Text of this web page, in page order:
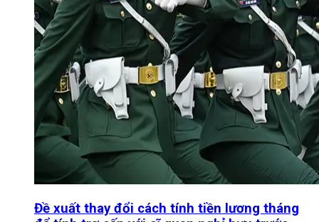
Đề xuất thay đổi cách tính tiền lương tháng